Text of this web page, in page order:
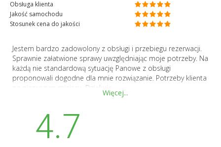
Obsługa klienta
Jakość samochodu
Stosunek cena do jakości
Jestem bardzo zadowolony z obsługi i przebiegu rezerwacji.
Sprawnie załatwione sprawy uwzględniając moje potrzeby. Na
każdą nie standardową sytuację Panowe z obsługi
proponowali dogodne dla mnie rozwiązanie. Potrzeby klienta
na pierwszym miejscu. Dziękuję.
Więcej...
4.7